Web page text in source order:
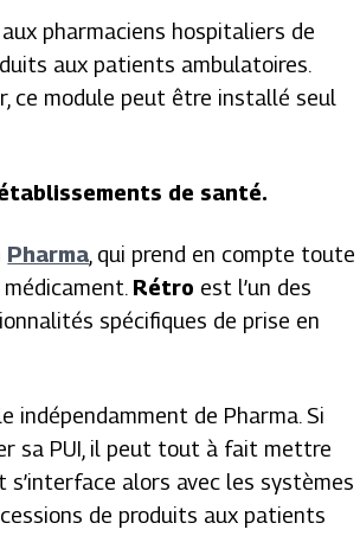
pharmaciens hospitaliers de
aux patients ambulatoires.
ce module peut être installé seul
de santé.
Pharma , qui prend en compte toute
Rétro est l’un des
spécifiques de prise en
indépendamment de Pharma. Si
sa PUI, il peut tout à fait mettre
s’interface alors avec les systèmes
de produits aux patients